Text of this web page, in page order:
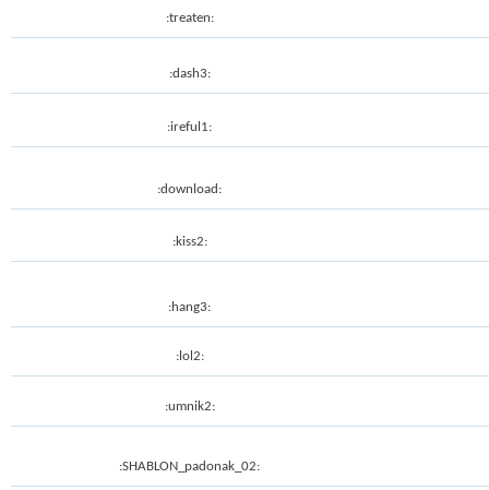
:treaten:
:dash3:
:ireful1:
:download:
:kiss2:
:hang3:
:lol2:
:umnik2:
:SHABLON_padonak_02: